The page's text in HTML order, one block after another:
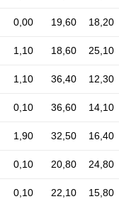
0,00 19,60 18,20
1,10 18,60 25,10
1,10 36,40 12,30
0,10 36,60 14,10
1,90 32,50 16,40
0,10 20,80 24,80
0,10 22,10 15,80